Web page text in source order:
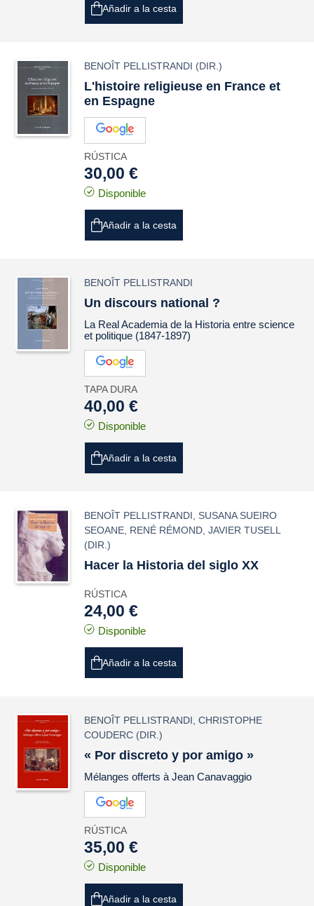
Añadir a la cesta
BENOÎT PELLISTRANDI (DIR.)
L'histoire religieuse en France et
en Espagne
RÚSTICA
30,00 €
Disponible
Añadir a la cesta
BENOÎT PELLISTRANDI
Un discours national ?
La Real Academia de la Historia entre science
et politique (1847-1897)
TAPA DURA
40,00 €
Disponible
Añadir a la cesta
BENOÎT PELLISTRANDI
SUSANA SUEIRO
SEOANE RENÉ RÉMOND ,JAVIER TUSELL
(DIR.)
Hacer la Historia del siglo XX
RÚSTICA
24,00 €
Disponible
Añadir a la cesta
BENOÎT PELLISTRANDI ,CHRISTOPHE
COUDERC (DIR.)
« Por discreto y por amigo »
Mélanges offerts à Jean Canavaggio
RÚSTICA
35,00 €
Disponible
Añadir a la cesta